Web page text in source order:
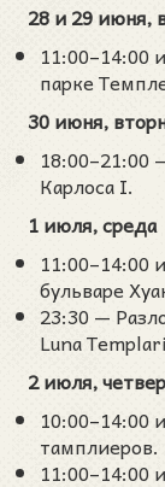
28 и 29 июня,
11:00–14:00
парке
30 июня,
18:00–21:00
Карлоса I.
1 июля, среда
11:00–14:00
бульваре
23:30 —
Luna
2 июля,
10:00–14:00
тамплиеров.
11:00–14:00